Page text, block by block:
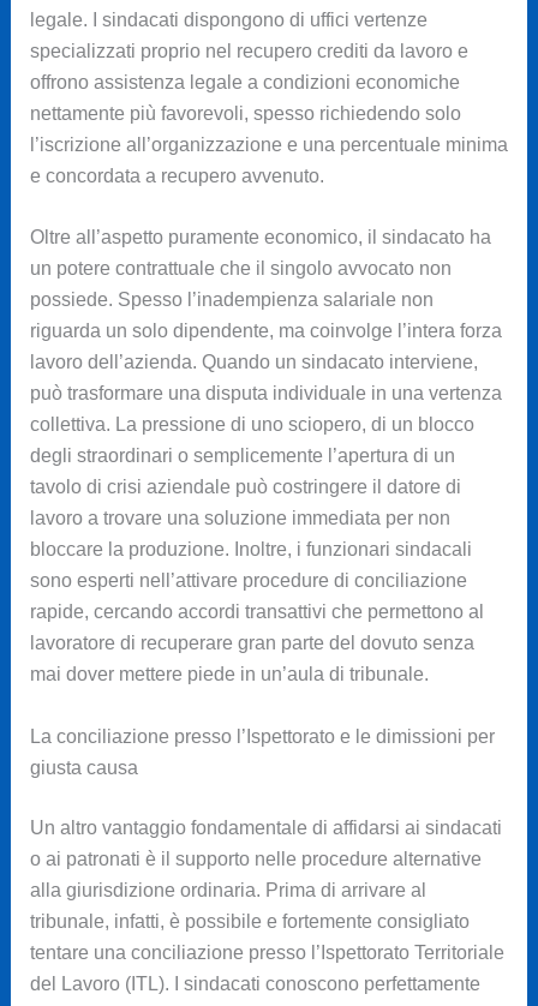
legale. I sindacati dispongono di uffici vertenze
specializzati proprio nel recupero crediti da lavoro e
offrono assistenza legale a condizioni economiche
nettamente più favorevoli, spesso richiedendo solo
l’iscrizione all’organizzazione e una percentuale minima
e concordata a recupero avvenuto.
Oltre all’aspetto puramente economico, il sindacato ha
un potere contrattuale che il singolo avvocato non
possiede. Spesso l’inadempienza salariale non
riguarda un solo dipendente, ma coinvolge l’intera forza
lavoro dell’azienda. Quando un sindacato interviene,
può trasformare una disputa individuale in una vertenza
collettiva. La pressione di uno sciopero, di un blocco
degli straordinari o semplicemente l’apertura di un
tavolo di crisi aziendale può costringere il datore di
lavoro a trovare una soluzione immediata per non
bloccare la produzione. Inoltre, i funzionari sindacali
sono esperti nell’attivare procedure di conciliazione
rapide, cercando accordi transattivi che permettono al
lavoratore di recuperare gran parte del dovuto senza
mai dover mettere piede in un’aula di tribunale.
La conciliazione presso l’Ispettorato e le dimissioni per
giusta causa
Un altro vantaggio fondamentale di affidarsi ai sindacati
o ai patronati è il supporto nelle procedure alternative
alla giurisdizione ordinaria. Prima di arrivare al
tribunale, infatti, è possibile e fortemente consigliato
tentare una conciliazione presso l’Ispettorato Territoriale
del Lavoro (ITL). I sindacati conoscono perfettamente